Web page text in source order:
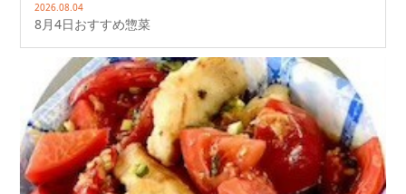
2026.08.04
8月4日おすすめ惣菜